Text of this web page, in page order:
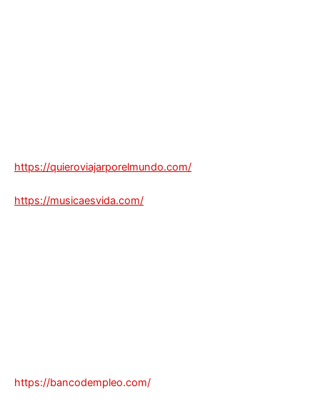
https://quieroviajarporelmundo.com/
https://musicaesvida.com/
https://bancodempleo.com/